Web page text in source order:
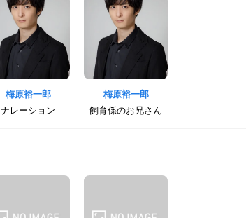
梅原裕一郎
ナレーション
梅原裕一郎
飼育係のお兄さん